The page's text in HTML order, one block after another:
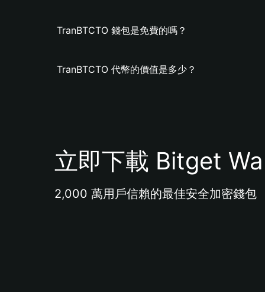
TranBTCTO 錢包是免費的嗎？
TranBTCTO 代幣的價值是多少？
立即下載 Bitget
2,000 萬用戶信賴的最佳安全加密錢包